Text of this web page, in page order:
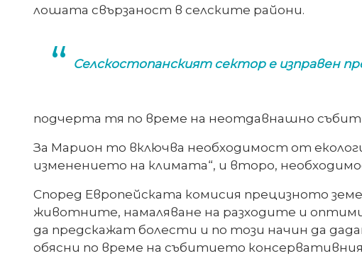
лошата свързаност в селските райони.
Селскостопанският сектор е изправен
подчерта тя по време на неотдавнашно
За Марион то включва необходимост от
изменението на климата“, и второ,
Според Европейската комисия прецизното
животните, намаляване на разходите и
да предскажат болести и по този начин да
обясни по време на събитието